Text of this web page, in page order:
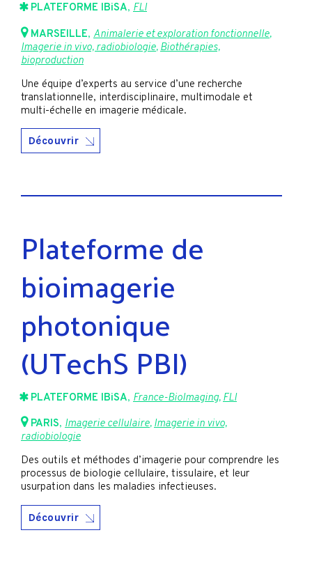
PLATEFORME IBiSA, FLI
MARSEILLE, Animalerie et exploration fonctionnelle,
Imagerie in vivo, radiobiologie, Biothérapies,
bioproduction
Une équipe d’experts au service d’une recherche
translationnelle, interdisciplinaire, multimodale et
multi-échelle en imagerie médicale.
Découvrir
Plateforme de
bioimagerie
photonique
(UTechS PBI)
PLATEFORME IBiSA, France-BioImaging,FLI
PARIS, Imagerie cellulaire,Imagerie in vivo,
radiobiologie
Des outils et méthodes d’imagerie pour comprendre les
processus de biologie cellulaire, tissulaire, et leur
usurpation dans les maladies infectieuses.
Découvrir